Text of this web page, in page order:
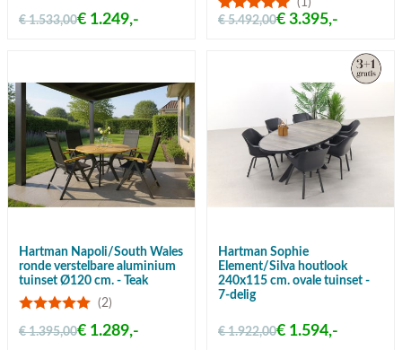
€ 1.533,00€ 1.249,-
(1)
€ 5.492,00€ 3.395,-
Hartman Napoli/South Wales
ronde verstelbare aluminium
tuinset Ø120 cm. - Teak
(2)
€ 1.395,00€ 1.289,-
Hartman Sophie
Element/Silva houtlook
240x115 cm. ovale tuinset -
7-delig
€ 1.922,00€ 1.594,-